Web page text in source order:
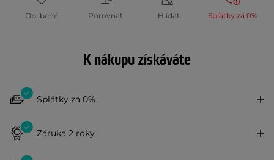
Oblíbené Porovnat Hlídat Splátky za 0%
K nákupu získáváte
Splátky za 0%
Záruka 2 roky